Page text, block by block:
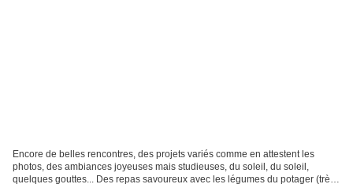
Encore de belles rencontres, des projets variés comme en attestent les
photos, des ambiances joyeuses mais studieuses, du soleil, du soleil,
quelques gouttes... Des repas savoureux avec les légumes du potager (très